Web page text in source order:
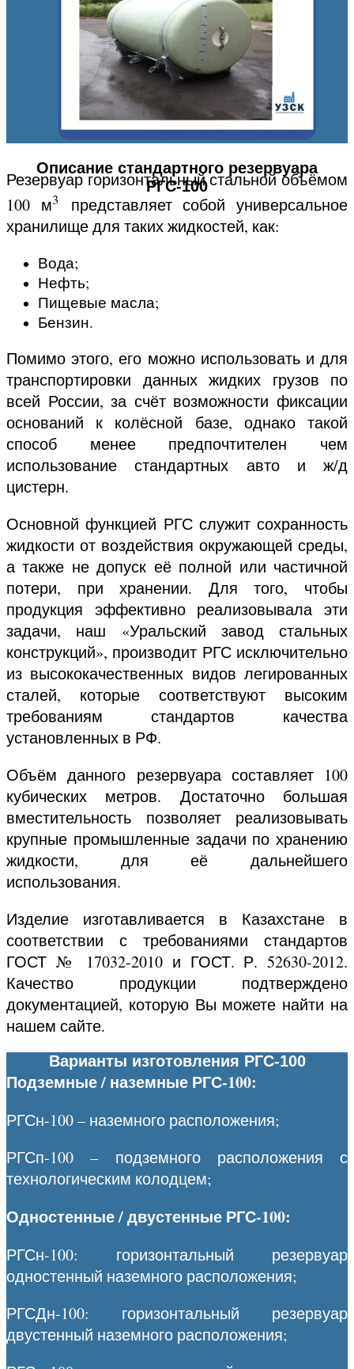
Описание стандартного резервуара
РГС-100
Резервуар горизонтальный стальной объёмом
100 м3
представляет собой универсальное
хранилище для таких жидкостей, как:
Вода;
Нефть;
Пищевые масла;
Бензин.
Помимо этого, его можно использовать и для
транспортировки данных жидких грузов по
всей России, за счёт возможности фиксации
оснований к колёсной базе, однако такой
способ менее предпочтителен чем
использование стандартных авто и ж/д
цистерн.
Основной функцией РГС служит сохранность
жидкости от воздействия окружающей среды,
а также не допуск её полной или частичной
потери, при хранении. Для того, чтобы
продукция эффективно реализовывала эти
задачи, наш «Уральский завод стальных
конструкций», производит РГС исключительно
из высококачественных видов легированных
сталей, которые соответствуют высоким
требованиям стандартов качества
установленных в РФ.
Объём данного резервуара составляет 100
кубических метров. Достаточно большая
вместительность позволяет реализовывать
крупные промышленные задачи по хранению
жидкости, для её дальнейшего
использования.
Изделие изготавливается в Казахстане в
соответствии с требованиями стандартов
ГОСТ № 17032-2010 и ГОСТ. Р. 52630-2012.
Качество продукции подтверждено
документацией, которую Вы можете найти на
нашем сайте.
Варианты изготовления РГС-100
Подземные / наземные РГС-100:
РГСн-100 – наземного расположения;
РГСп-100 – подземного расположения с
технологическим колодцем;
Одностенные / двустенные РГС-100:
РГСн-100: горизонтальный резервуар
одностенный наземного расположения;
РГСДн-100: горизонтальный резервуар
двустенный наземного расположения;